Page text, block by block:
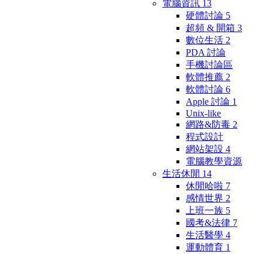
電腦資訊 13
硬體討論 5
超頻 & 開箱 3
數位生活 2
PDA 討論
手機討論區
軟體推薦 2
軟體討論 6
Apple 討論 1
Unix-like
網路&防毒 2
程式設計
網站架設 4
電腦教學資源
生活休閒 14
休閒哈啦 7
感情世界 2
上班一族 5
國考&法律 7
生活醫學 4
運動體育 1